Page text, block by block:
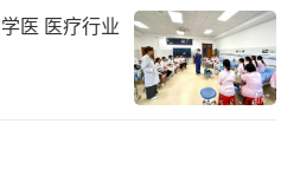
责任编辑：郭一楠 CK001）
医 医疗行业